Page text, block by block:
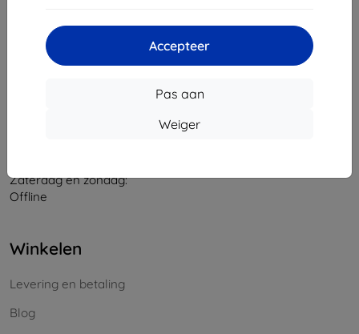
Accepteer
Pas aan
Weiger
Contact
Zaterdag en zondag:
Offline
Winkelen
Levering en betaling
Blog